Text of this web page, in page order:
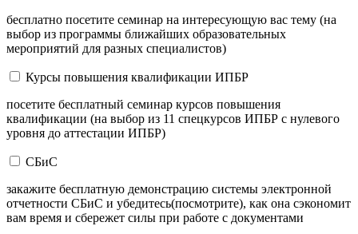
бесплатно посетите семинар на интересующую вас тему (на
выбор из программы ближайших образовательных
мероприятий для разных специалистов)
Курсы повышения квалификации ИПБР
посетите бесплатный семинар курсов повышения
квалификации (на выбор из 11 спецкурсов ИПБР с нулевого
уровня до аттестации ИПБР)
СБиС
закажите бесплатную демонстрацию системы электронной
отчетности СБиС и убедитесь(посмотрите), как она сэкономит
вам время и сбережет силы при работе с документами